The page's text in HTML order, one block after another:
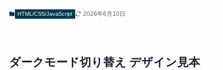
HTML/CSS/JavaScript 2026年6月10日
ダークモード切り替え デザイン見本